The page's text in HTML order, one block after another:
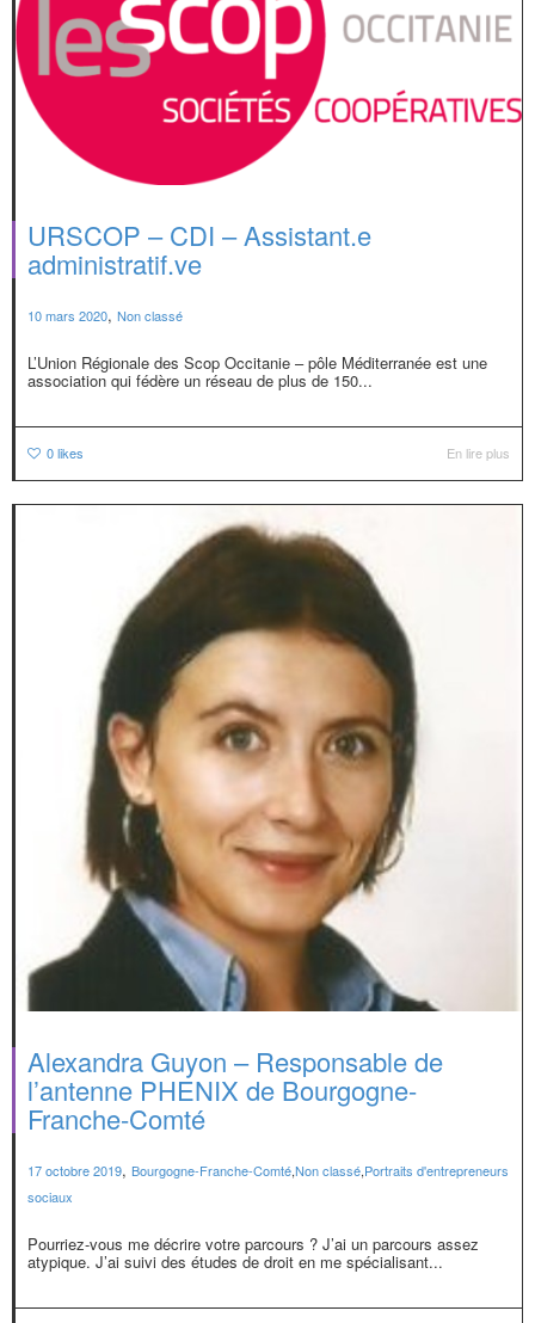
URSCOP – CDI – Assistant.e
administratif.ve
10 mars 2020, Non classé
L’Union Régionale des Scop Occitanie – pôle Méditerranée est une
association qui fédère un réseau de plus de 150...
0likes En lire plus
Alexandra Guyon – Responsable de
l’antenne PHENIX de Bourgogne-
Franche-Comté
17 octobre 2019, Bourgogne-Franche-Comté,Non classé,Portraits d'entrepreneurs
sociaux
Pourriez-vous me décrire votre parcours ? J’ai un parcours assez
atypique. J’ai suivi des études de droit en me spécialisant...